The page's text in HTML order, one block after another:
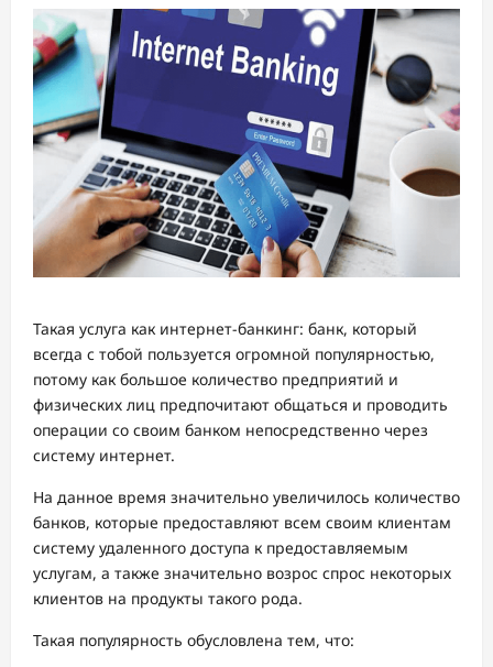
Такая услуга как интернет-банкинг: банк, который
всегда с тобой пользуется огромной популярностью,
потому как большое количество предприятий и
физических лиц предпочитают общаться и проводить
операции со своим банком непосредственно через
систему интернет.
На данное время значительно увеличилось количество
банков, которые предоставляют всем своим клиентам
систему удаленного доступа к предоставляемым
услугам, а также значительно возрос спрос некоторых
клиентов на продукты такого рода.
Такая популярность обусловлена тем, что: